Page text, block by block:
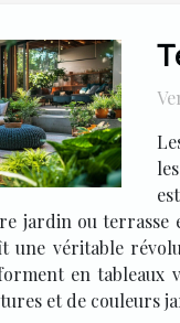
jardin ou terrasse
une véritable
en tableaux
et de couleurs